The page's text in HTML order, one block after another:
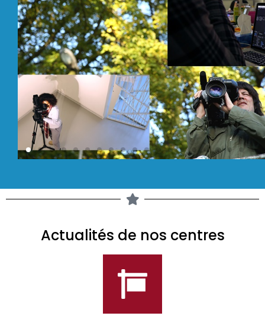
Actualités de nos centres